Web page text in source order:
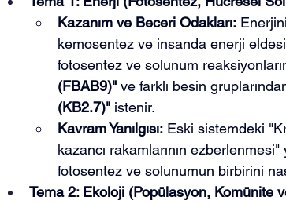
Kazanım ve Beceri Odakları:
kemosentez ve insanda enerji
fotosentez ve solunum
(FBAB9)" ve farklı besin
(KB2.7)" istenir.
Kavram Yanılgısı: Eski sistemdeki
kazancı rakamlarının ezberlenmesi"
fotosentez ve solunumun birbirini
Tema 2: Ekoloji (Popülasyon, Komünite